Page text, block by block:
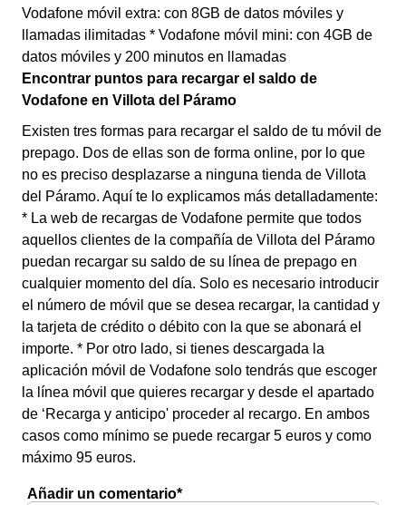
Vodafone móvil extra: con 8GB de datos móviles y
llamadas ilimitadas * Vodafone móvil mini: con 4GB de
datos móviles y 200 minutos en llamadas
Encontrar puntos para recargar el saldo de
Vodafone en Villota del Páramo
Existen tres formas para recargar el saldo de tu móvil de
prepago. Dos de ellas son de forma online, por lo que
no es preciso desplazarse a ninguna tienda de Villota
del Páramo. Aquí te lo explicamos más detalladamente:
* La web de recargas de Vodafone permite que todos
aquellos clientes de la compañía de Villota del Páramo
puedan recargar su saldo de su línea de prepago en
cualquier momento del día. Solo es necesario introducir
el número de móvil que se desea recargar, la cantidad y
la tarjeta de crédito o débito con la que se abonará el
importe. * Por otro lado, si tienes descargada la
aplicación móvil de Vodafone solo tendrás que escoger
la línea móvil que quieres recargar y desde el apartado
de ‘Recarga y anticipo' proceder al recargo. En ambos
casos como mínimo se puede recargar 5 euros y como
máximo 95 euros.
Añadir un comentario*